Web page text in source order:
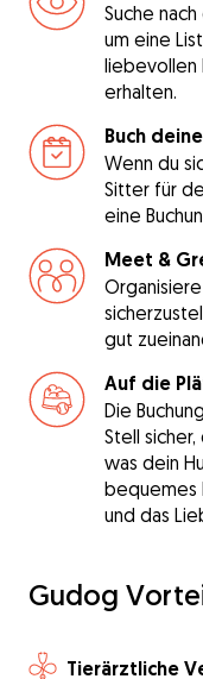
Suche
um eine
liebevollen
erhalten.
Buch
Wenn du
Sitter für
eine
Meet &
gut
Auf die
Die
Stell
was dein
bequemes
und das
Gudog
Tierärztliche